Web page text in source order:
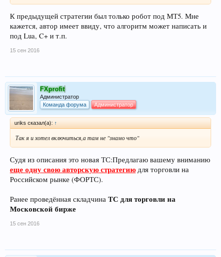
К предыдущей стратегии был только робот под МТ5. Мне
кажется, автор имеет ввиду, что алгоритм может написать и
под Lua, C+ и т.п.
15 сен 2016
FXprofit
Администратор
Команда форума
Администратор
uriks сказал(а): ↑
Так я и хотел включиться,а там не "знамо что"
Судя из описания это новая ТС:Предлагаю вашему вниманию
еще одну свою авторскую стратегию для торговли на
Российском рынке (ФОРТС).
Ранее проведённая складчина ТС для торговли на
Московской бирже
15 сен 2016